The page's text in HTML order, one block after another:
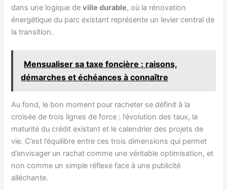
dans une logique deville durable, où la rénovation
énergétique du parc existant représente un levier central de
la transition.
Mensualiser sa taxe foncière : raisons,
démarches et échéances à connaître
Au fond, le bon moment pour racheter se définit à la
croisée de trois lignes de force : l’évolution des taux, la
maturité du crédit existant et le calendrier des projets de
vie. C’est l’équilibre entre ces trois dimensions qui permet
d’envisager un rachat comme une véritable optimisation, et
non comme un simple réflexe face à une publicité
alléchante.